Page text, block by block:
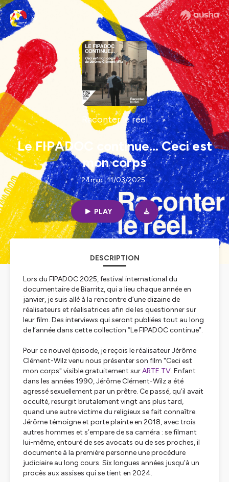
Raconter le réel
Le FIPADOC continue... Ceci est
mon corps
24min | 11/03/2025
PLAY
DESCRIPTION
Lors du FIPADOC 2025, festival international du
documentaire de Biarritz, qui a lieu chaque année en
janvier, je suis allé à la rencontre d’une dizaine de
réalisateurs et réalisatrices afin de les questionner sur
leur film. Des interviews qui seront publiées tout au long
de l’année dans cette collection “Le FIPADOC continue”.
Pour ce nouvel épisode, je reçois le réalisateur Jérôme
Clément-Wilz venu nous présenter son film "Ceci est
mon corps" visible gratuitement surARTE.TV. Enfant
dans les années 1990, Jérôme Clément-Wilz a été
agressé sexuellement par un prêtre. Ce passé, qu’il avait
occulté, resurgit brutalement vingt ans plus tard,
quand une autre victime du religieux se fait connaître.
Jérôme témoigne et porte plainte en 2018, avec trois
autres hommes et s’empare de sa caméra : se filmant
lui-même, entouré de ses avocats ou de ses proches, il
documente à la première personne une procédure
judiciaire au long cours. Six longues années jusqu’à un
procès aux assises qui se tient en 2024.